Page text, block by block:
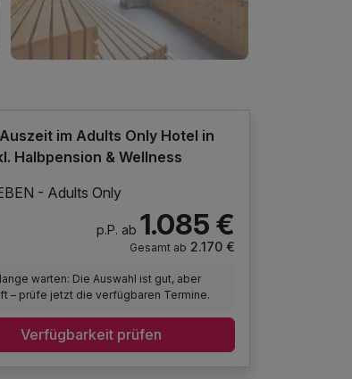
im Adults Only Hotel in
Halbpension & Wellness
- Adults Only
p.P. ab 1.085 €
Gesamt ab 2.170 €
warten: Die Auswahl ist gut, aber
– prüfe jetzt die verfügbaren Termine.
Verfügbarkeit prüfen